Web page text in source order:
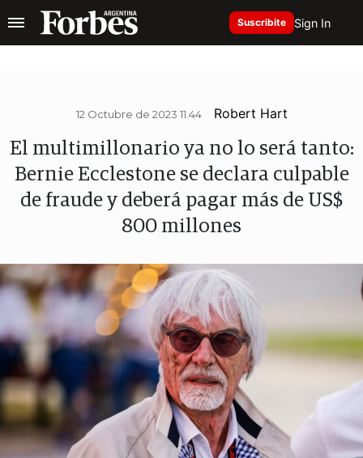
Suscribite Sign In
12 Octubre de 2023 11.44 Robert Hart
El multimillonario ya no lo será tanto:
Bernie Ecclestone se declara culpable
de fraude y deberá pagar más de US$
800 millones